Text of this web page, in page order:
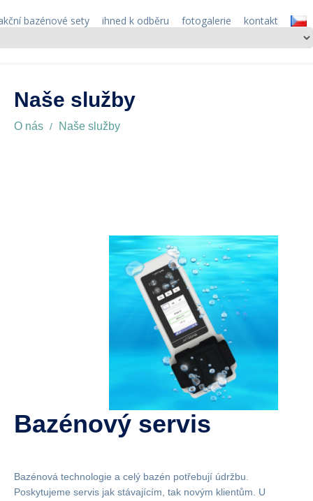
bazénové sety ihned k odběru fotogalerie kontakt
Naše služby
O nás Naše služby
Bazénový servis
Bazénová technologie a celý bazén potřebují údržbu.
Poskytujeme servis jak stávajícím, tak novým klientům. U